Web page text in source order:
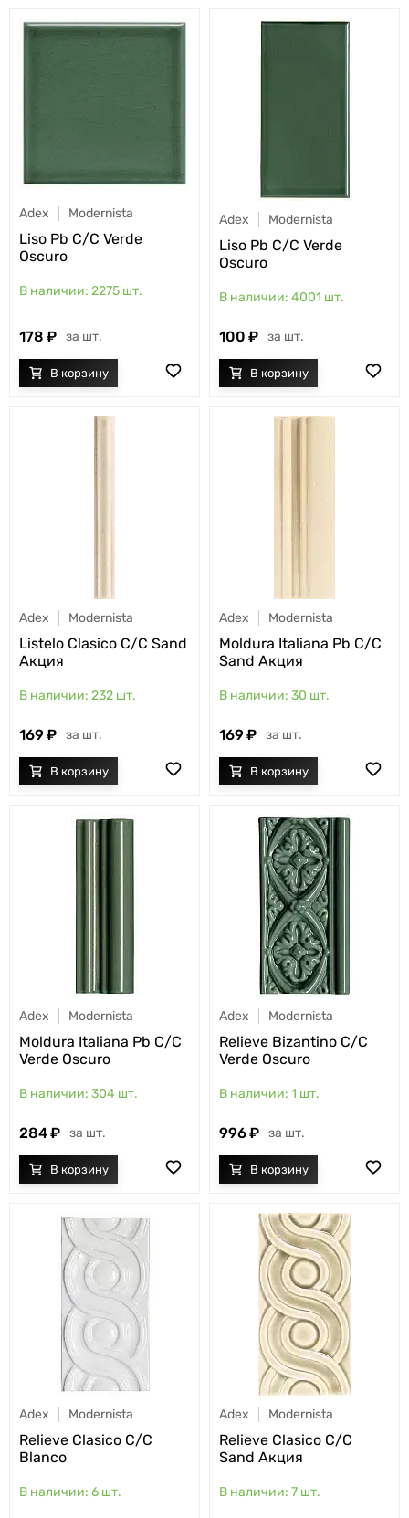
Adex Modernista
Liso Pb C/C Verde
Oscuro
2275 шт.
178 шт.
Adex Modernista
Liso Pb C/C Verde
Oscuro
4001 шт.
100 шт.
Adex Modernista
Listelo Clasico C/C Sand
Акция
232 шт.
169 шт.
Adex Modernista
Moldura Italiana Pb C/C
Sand Акция
30 шт.
169 шт.
Adex Modernista
Moldura Italiana Pb C/C
Verde Oscuro
304 шт.
284 шт.
Adex Modernista
Relieve Bizantino C/C
Verde Oscuro
1 шт.
996 шт.
Adex Modernista
Relieve Clasico C/C
Blanco
6 шт.
Adex Modernista
Relieve Clasico C/C
Sand Акция
7 шт.